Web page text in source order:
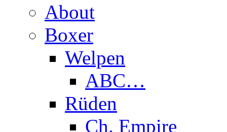
About
Boxer
Welpen
ABC…
Rüden
Ch. Empire